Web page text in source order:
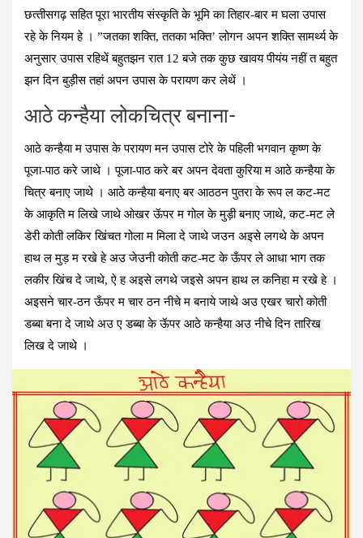
छत्‍तीसगढ़ सहित पूरा भारतीय संस्‍कृति के भूमि का तिहार-बार म घला उपास
रहे के नियम हे । ”जतका शक्ति, ततका भक्ति’ लोगन अपन शक्ति सामर्थ्‍य के
अनुसार उपास रहिथें बहुतझन रात 12 बजे तक कुछ खावय पीयंय नहीं त बहुत
झन दिन बुड़ीस तहां अपन उपास के परायण कर लेथें ।
आठे कन्‍हैया लोकचित्र बनाना-
आठे कन्‍हैया म उपास के परायण मन उपास टोरे के पहिली भगवान कृष्‍ण के
पूजा-पाठ करे जाथे । पूजा-पाठ करे बर अपन देवता कुरिया म आठे कन्‍हैया के
चित्र बनाए जाथे । आठे कन्‍हैया बनाए बर आठठन पुतरा के रूप ल कट-मट
के आकृति म लिखे जाथे ओखर ऊॅपर म गोल के मुड़ी बनाए जाथे, कट-मट ले
डेरी कोती लकिर खिंचत गोला म मिला दे जाथे जउन अइसे लगथे के अपन
हाथ ल मुड़ म रखे हे अउ जेउनी कोती कट-मट के ऊँपर ले आधा भाग तक
लकीर खिंच दे जाथे, ऐ ह अइसे लगथे जइसे अपन हाथ ल कनिहा म रखे हे ।
अइसने चार-ठन ऊँपर म चार ठन नीचे म बनाये जाथे अउ एखर चारो कोती
डब्‍बा बना दे जाथे अउ ए डब्‍बा के ऊॅपर आठे कन्‍हैया अउ नीचे दिन तारिख
लिख दे जाथे ।